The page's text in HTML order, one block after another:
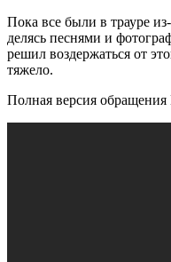
Пока все были в трауре
делясь песнями и
решил воздержаться от
тяжело.
Полная версия обращения